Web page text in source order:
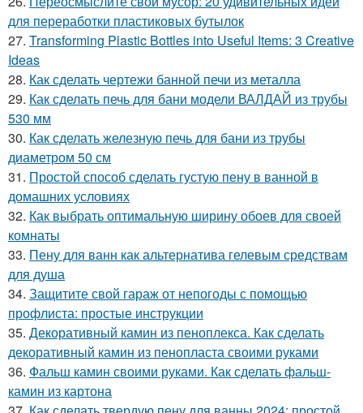
для переработки пластиковых бутылок
27. Transforming Plastic Bottles into Useful Items: 3 Creative
Ideas
28. Как сделать чертежи банной печи из металла
29. Как сделать печь для бани модели ВАЛДАЙ из трубы
530 мм
30. Как сделать железную печь для бани из трубы
диаметром 50 см
31. Простой способ сделать густую пену в ванной в
домашних условиях
32. Как выбрать оптимальную ширину обоев для своей
комнаты
33. Пену для ванн как альтернатива гелевым средствам
для душа
34. Защитите свой гараж от непогоды с помощью
профлиста: простые инструкции
35. Декоративный камин из пеноплекса. Как сделать
декоративный камин из пенопласта своими руками
36. Фальш камин своими руками. Как сделать фальш-
камин из картона